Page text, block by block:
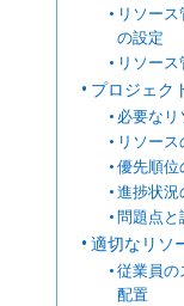
リソー
の設定
リソー
プロジェク
必要な
リソー
優先順
進捗状
問題点と
適切なリソ
従業員
配置